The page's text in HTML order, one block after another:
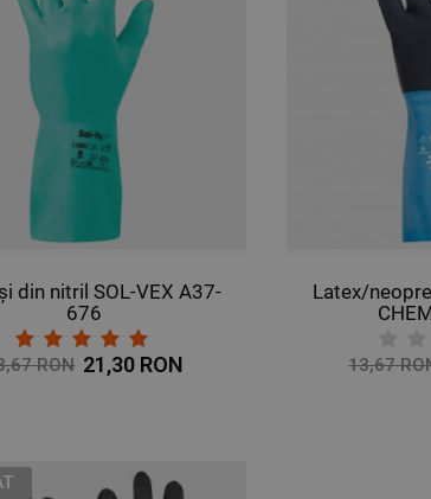
din nitril SOL-VEX A37-
676
RON 21,30 RON
Latex/
13,67